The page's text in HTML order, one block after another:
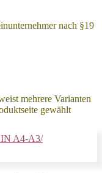
nach §19
mehrere Varianten
gewählt